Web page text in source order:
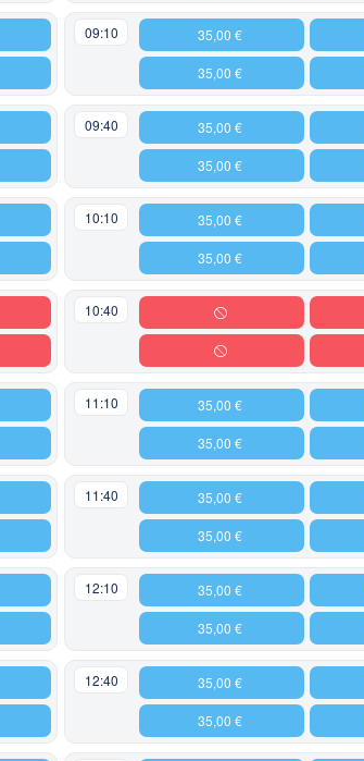
09:10 35,00 €
35,00 €
09:40 35,00 €
35,00 €
10:10 35,00 €
35,00 €
10:40
11:10 35,00 €
35,00 €
11:40 35,00 €
35,00 €
12:10 35,00 €
35,00 €
12:40 35,00 €
35,00 €